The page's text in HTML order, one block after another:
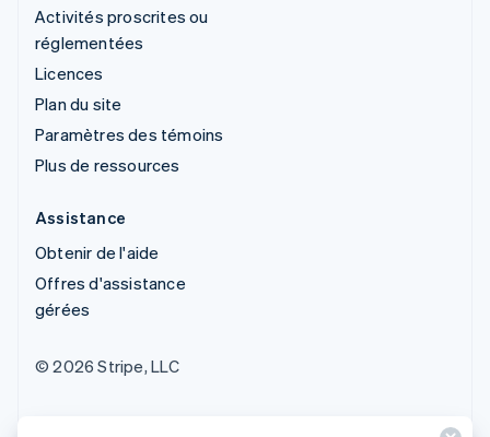
Activités proscrites ou
réglementées
Licences
Plan du site
Paramètres des témoins
Plus de ressources
Assistance
Obtenir de l'aide
Offres d'assistance
gérées
© 2026 Stripe, LLC